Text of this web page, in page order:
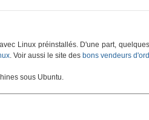
Linux préinstallés. D'une part,
. Voir aussi le site des bons vendeurs
sous Ubuntu.